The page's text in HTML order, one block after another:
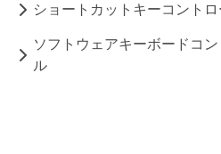
ショートカットキーコント
ソフトウェアキーボードコ
ル